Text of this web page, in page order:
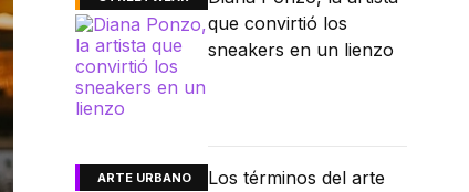
que convirtió los
sneakers en un lienzo
ARTE URBANO
Los términos del arte